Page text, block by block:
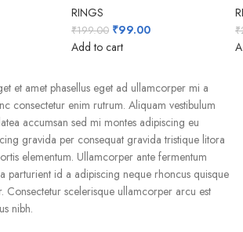
RINGS
₹199.00 Original
price
₹199.00.
₹99.00Current
Add to cart
₹
et amet phasellus eget ad ullamcorper mi a
consectetur enim rutrum. Aliquam vestibulum
accumsan sed mi montes adipiscing eu
gravida per consequat gravida tristique litora
elementum. Ullamcorper ante fermentum
parturient id a adipiscing neque rhoncus quisque
Consectetur scelerisque ullamcorper arcu est
nibh.